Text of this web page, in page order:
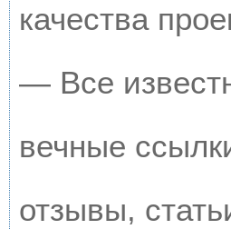
качества
— Все
вечные
отзывы,